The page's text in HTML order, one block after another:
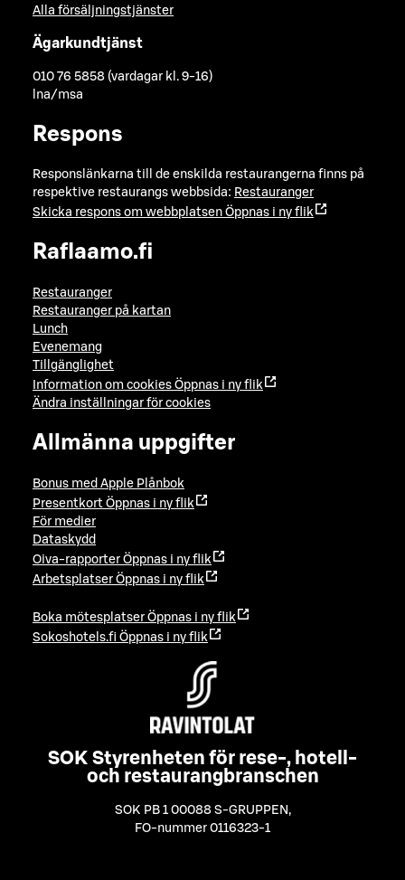
Alla försäljningstjänster
Ägarkundtjänst
010 76 5858 (vardagar kl. 9-16)
lna/msa
Respons
Responslänkarna till de enskilda restaurangerna finns på
respektive restaurangs webbsida: Restauranger
Skicka respons om webbplatsen Öppnas i ny flik
Raflaamo.fi
Restauranger
Restauranger på kartan
Lunch
Evenemang
Tillgänglighet
Information om cookies Öppnas i ny flik
Ändra inställningar för cookies
Allmänna uppgifter
Bonus med Apple Plånbok
Presentkort Öppnas i ny flik
För medier
Dataskydd
Oiva-rapporter Öppnas i ny flik
Arbetsplatser Öppnas i ny flik
Boka mötesplatser Öppnas i ny flik
Sokoshotels.fi Öppnas i ny flik
SOK Styrenheten för rese-, hotell-
och restaurangbranschen
SOK PB 1 00088 S-GRUPPEN ,
FO-nummer 0116323-1